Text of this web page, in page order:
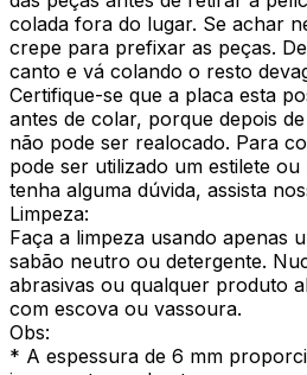
colada fora do lugar. Se achar
crepe para prefixar as peças.
canto e vá colando o resto
Certifique-se que a placa esta
antes de colar, porque depois
não pode ser realocado. Para
pode ser utilizado um estilete ou
tenha alguma dúvida, assista
Limpeza:
Faça a limpeza usando apenas
sabão neutro ou detergente.
abrasivas ou qualquer produto
com escova ou vassoura.
Obs:
* A espessura de 6 mm